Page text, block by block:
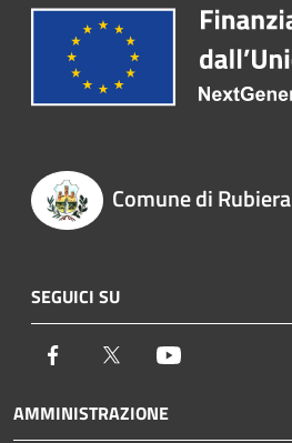
Comune di Rubiera
SEGUICI SU
Facebook Twitter
AMMINISTRAZIONE